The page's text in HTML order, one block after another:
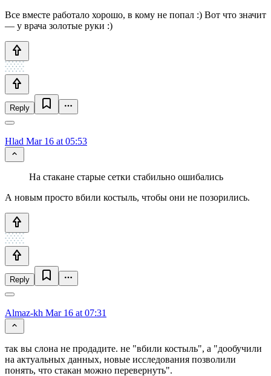
Все вместе работало хорошо, в кому не попал :) Вот что значит
— у врача золотые руки :)
Reply
Hlad Mar 16 at 05:53
На стакане старые сетки стабильно ошибались
А новым просто вбили костыль, чтобы они не позорились.
Reply
Almaz-kh Mar 16 at 07:31
так вы слона не продадите. не "вбили костыль", а "дообучили
на актуальных данных, новые исследования позволили
понять, что стакан можно перевернуть".